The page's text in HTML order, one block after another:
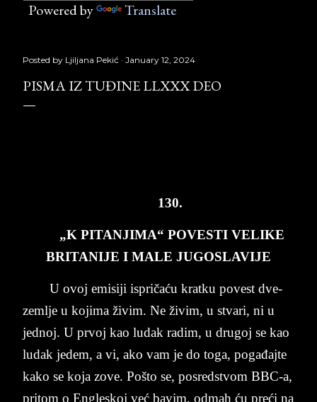
Powered by Translate
Posted by Ljiljana Pekić January 12, 2024
PISMA IZ TUĐINE LLXXX DEO
130.
„K PI­TAN­JI­MA“ PO­VE­STI VE­LI­KE
BRITA­NI­JE I MALE JU­GO­SLA­VI­JE
U o­voj emi­si­ji is­pričaću krat­ku po­vest­ dve­
zem­lje u ko­ji­ma živim. Ne živim, u stva­ri, ni u
jed­noj. U pr­voj kao lu­dak ra­dim, u dru­goj se kao
lu­da­k je­dem, a vi, ako ­va­m je ­do ­to­ga, pogađajte
ka­ko­ se ko­ja ­zo­ve. Po­š­to se, po­sred­stvom BBC-a,
pri­tom o En­gle­skoj već ba­vim, od­mah ću preći na